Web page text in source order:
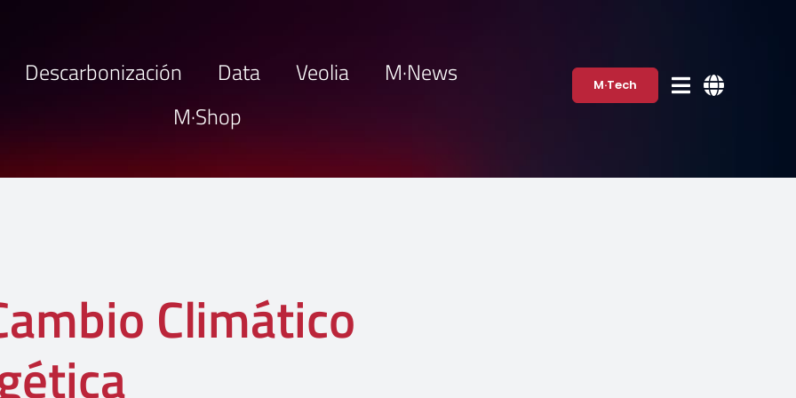
Descarbonización Data Veolia
M·News
M·Shop
M·Tech
Climático